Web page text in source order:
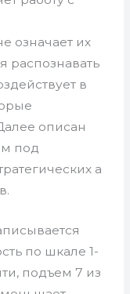
означает их
распознавать
в
описан
под
а
по шкале 1-
подъем 7 из